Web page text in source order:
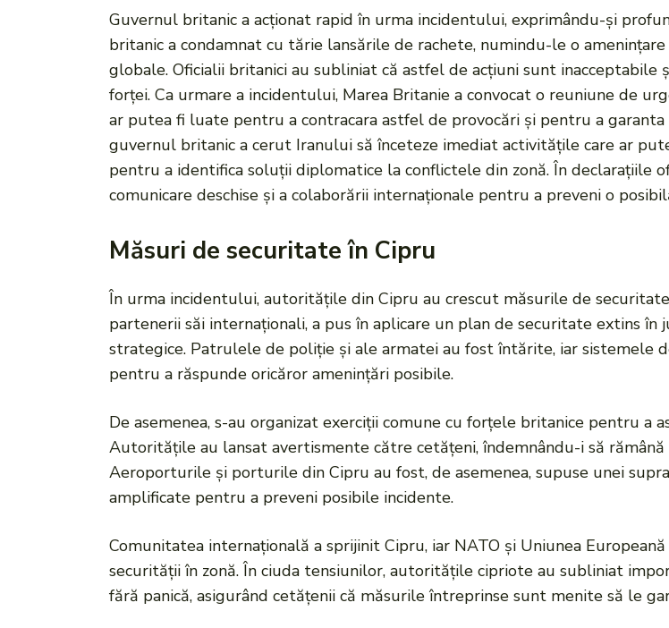
Guvernul britanic a acționat rapid în urma incidentului, exprimându-și
britanic a condamnat cu tărie lansările de rachete, numindu-le o
globale. Oficialii britanici au subliniat că astfel de acțiuni sunt
forței. Ca urmare a incidentului, Marea Britanie a convocat o reuniune de
ar putea fi luate pentru a contracara astfel de provocări și pentru a
guvernul britanic a cerut Iranului să înceteze imediat activitățile care ar
pentru a identifica soluții diplomatice la conflictele din zonă. În declarațiile
comunicare deschise și a colaborării internaționale pentru a preveni o
Măsuri de securitate în Cipru
În urma incidentului, autoritățile din Cipru au crescut măsurile de
partenerii săi internaționali, a pus în aplicare un plan de securitate extins
strategice. Patrulele de poliție și ale armatei au fost întărite, iar sistemele
pentru a răspunde oricăror amenințări posibile.
De asemenea, s-au organizat exerciții comune cu forțele britanice pentru a
Autoritățile au lansat avertismente către cetățeni, îndemnându-i să
Aeroporturile și porturile din Cipru au fost, de asemenea, supuse unei
amplificate pentru a preveni posibile incidente.
Comunitatea internațională a sprijinit Cipru, iar NATO și Uniunea
securității în zonă. În ciuda tensiunilor, autoritățile cipriote au subliniat
fără panică, asigurând cetățenii că măsurile întreprinse sunt menite să le